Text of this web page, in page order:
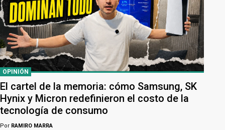
OPINIÓN
El cartel de la memoria: cómo Samsung, SK
Hynix y Micron redefinieron el costo de la
tecnología de consumo
Por RAMIRO MARRA